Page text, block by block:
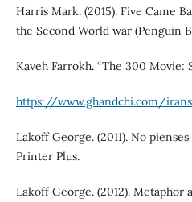
Harris Mark. (2015). Five Came
the Second World war (Penguin
Kaveh Farrokh. “The 300 Movie:
https://www.ghandchi.com/
Lakoff George. (2011). No
Printer Plus.
Lakoff George. (2012). Metaphor